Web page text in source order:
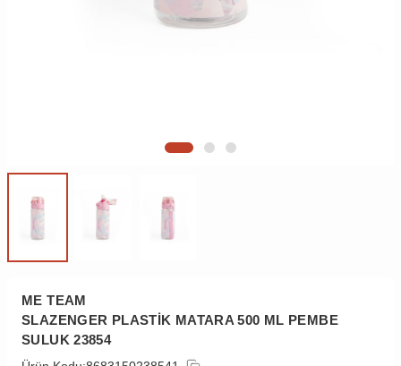
ME TEAM
SLAZENGER PLASTİK MATARA 500 ML PEMBE
SULUK 23854